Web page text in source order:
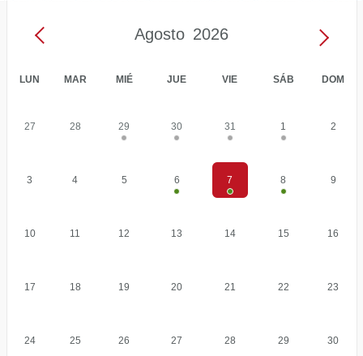
Agosto 2026
Agosto
LUN MAR MIÉ JUE VIE SÁB DOM
27 28 29 30 31 1 2
3 4 5 6 7 8 9
10 11 12 13 14 15 16
17 18 19 20 21 22 23
24 25 26 27 28 29 30